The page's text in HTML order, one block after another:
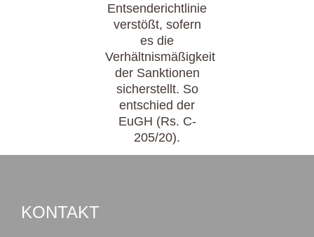
Entsenderichtlinie
verstößt, sofern
es die
Verhältnismäßigkeit
der Sanktionen
sicherstellt. So
entschied der
EuGH (Rs. C-
205/20).
KONTAKT